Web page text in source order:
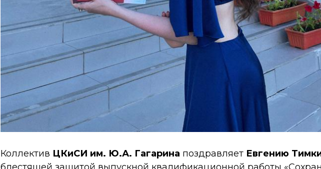
Коллектив ЦКиСИ им. Ю.А. Гагарина поздравляет Евгению